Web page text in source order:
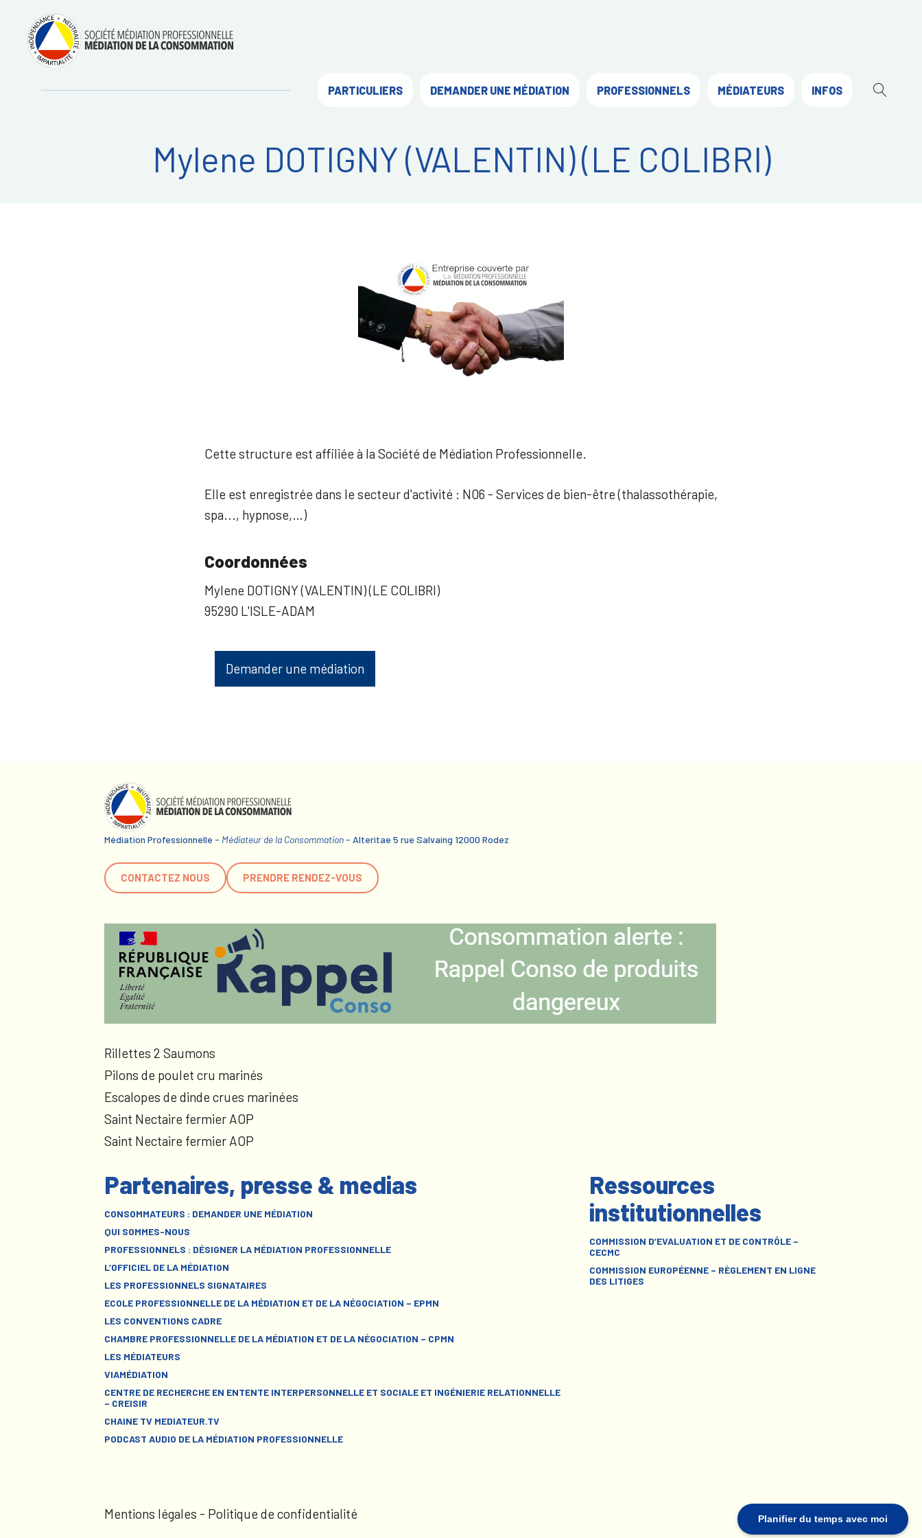
Planifier du temps avec moi
contenu
Régler les litiges
entre
consommateurs et
professionnels avec
la médiation de la
PARTICULIERS DEMANDER UNE MÉDIATION PROFESSIONNELS MÉDIATEURS INFOS
Mylene DOTIGNY (VALENTIN) (LE COLIBRI)
Cette structure est affiliée à la Société de Médiation Professionnelle.
Elle est enregistrée dans le secteur d'activité : N06 - Services de bien-être (thalassothérapie,
spa..., hypnose,…)
Coordonnées
Mylene DOTIGNY (VALENTIN) (LE COLIBRI)
95290 L'ISLE-ADAM
Demander une médiation
Médiation Professionnelle - Médiateur de la Consommation - Alteritae 5 rue Salvaing 12000 Rodez
CONTACTEZ NOUS PRENDRE RENDEZ-VOUS
Rillettes 2 Saumons
Pilons de poulet cru marinés
Escalopes de dinde crues marinées
Saint Nectaire fermier AOP
Saint Nectaire fermier AOP
Partenaires, presse & medias
CONSOMMATEURS : DEMANDER UNE MÉDIATION
QUI SOMMES-NOUS
PROFESSIONNELS : DÉSIGNER LA MÉDIATION PROFESSIONNELLE
L’OFFICIEL DE LA MÉDIATION
LES PROFESSIONNELS SIGNATAIRES
ECOLE PROFESSIONNELLE DE LA MÉDIATION ET DE LA NÉGOCIATION – EPMN
LES CONVENTIONS CADRE
CHAMBRE PROFESSIONNELLE DE LA MÉDIATION ET DE LA NÉGOCIATION – CPMN
LES MÉDIATEURS
VIAMÉDIATION
CENTRE DE RECHERCHE EN ENTENTE INTERPERSONNELLE ET SOCIALE ET INGÉNIERIE RELATIONNELLE
– CREISIR
CHAINE TV MEDIATEUR.TV
PODCAST AUDIO DE LA MÉDIATION PROFESSIONNELLE
Ressources
institutionnelles
COMMISSION D’EVALUATION ET DE CONTRÔLE –
CECMC
COMMISSION EUROPÉENNE – RÈGLEMENT EN LIGNE
DES LITIGES
Mentions légales - Politique de confidentialité